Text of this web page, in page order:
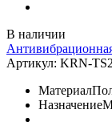
В наличии
Артикул: KRN-
Материал
Назначение